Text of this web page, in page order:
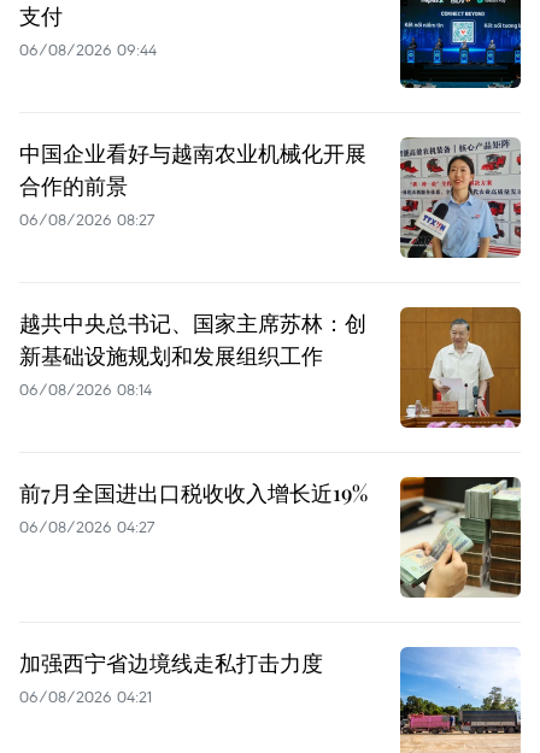
支付
06/08/2026 09:44
中国企业看好与越南农业机械化开展
合作的前景
06/08/2026 08:27
越共中央总书记、国家主席苏林：创
新基础设施规划和发展组织工作
06/08/2026 08:14
前7月全国进出口税收收入增长近19%
06/08/2026 04:27
加强西宁省边境线走私打击力度
06/08/2026 04:21